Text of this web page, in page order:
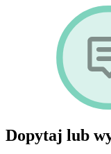
Dopytaj lub